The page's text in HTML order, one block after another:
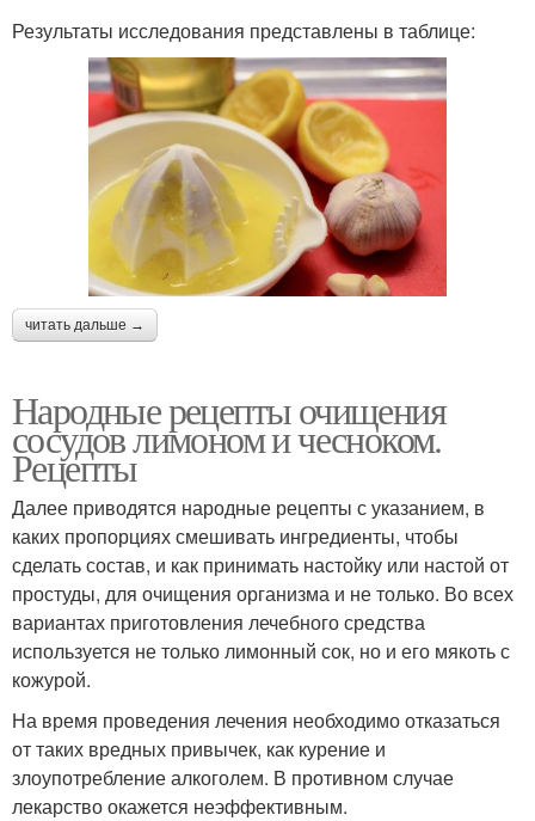
Результаты исследования представлены в таблице:
читать дальше →
Народные рецепты очищения
сосудов лимоном и чесноком.
Рецепты
Далее приводятся народные рецепты с указанием, в
каких пропорциях смешивать ингредиенты, чтобы
сделать состав, и как принимать настойку или настой от
простуды, для очищения организма и не только. Во всех
вариантах приготовления лечебного средства
используется не только лимонный сок, но и его мякоть с
кожурой.
На время проведения лечения необходимо отказаться
от таких вредных привычек, как курение и
злоупотребление алкоголем. В противном случае
лекарство окажется неэффективным.